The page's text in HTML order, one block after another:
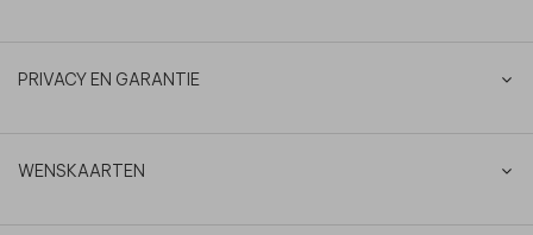
PRIVACY EN GARANTIE
WENSKAARTEN